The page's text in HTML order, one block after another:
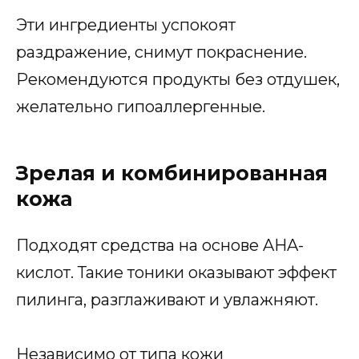
Эти ингредиенты успокоят
раздражение, снимут покраснение.
Рекомендуются продукты без отдушек,
желательно гипоаллергенные.
Зрелая и комбинированная
кожа
Подходят средства на основе AHA-
кислот. Такие тоники оказывают эффект
пилинга, разглаживают и увлажняют.
Независимо от типа кожи